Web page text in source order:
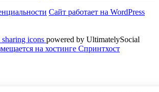
Сайт работает на WordPress
icons powered by UltimatelySocial
на хостинге Спринтхост